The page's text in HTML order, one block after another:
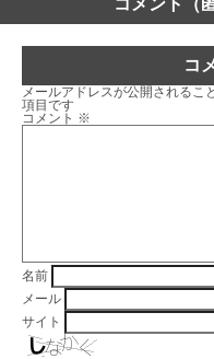
コ
メールアドレスが公開されるこ
項目です
コメント ※
名前
メール
サイト